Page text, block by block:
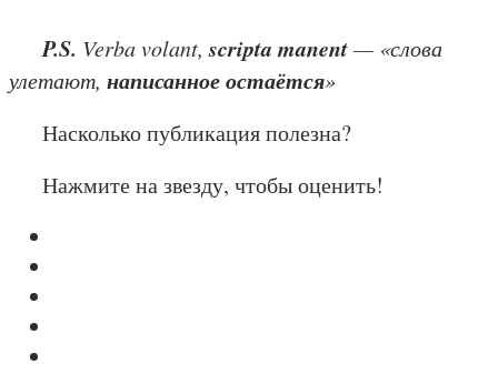
P.S. Verba volant,scripta manent— «слова
улетают, написанное остаётся»
Насколько публикация полезна?
Нажмите на звезду, чтобы оценить!